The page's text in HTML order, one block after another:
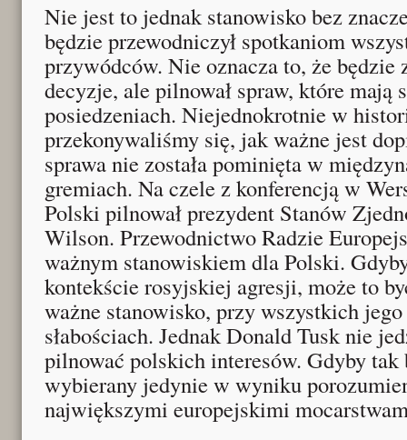
Nie jest to jednak stanowisko bez
będzie przewodniczył spotkaniom
przywódców. Nie oznacza to, że będzie
decyzje, ale pilnował spraw, które mają
posiedzeniach. Niejednokrotnie w
przekonywaliśmy się, jak ważne jest
sprawa nie została pominięta w
gremiach. Na czele z konferencją w
Polski pilnował prezydent Stanów
Wilson. Przewodnictwo Radzie
ważnym stanowiskiem dla Polski.
kontekście rosyjskiej agresji, może to
ważne stanowisko, przy wszystkich
słabościach. Jednak Donald Tusk nie
pilnować polskich interesów. Gdyby tak
wybierany jedynie w wyniku
największymi europejskimi